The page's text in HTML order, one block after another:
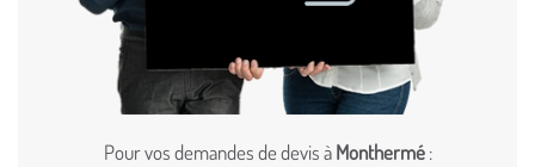
Pour vos demandes de devis àMonthermé: